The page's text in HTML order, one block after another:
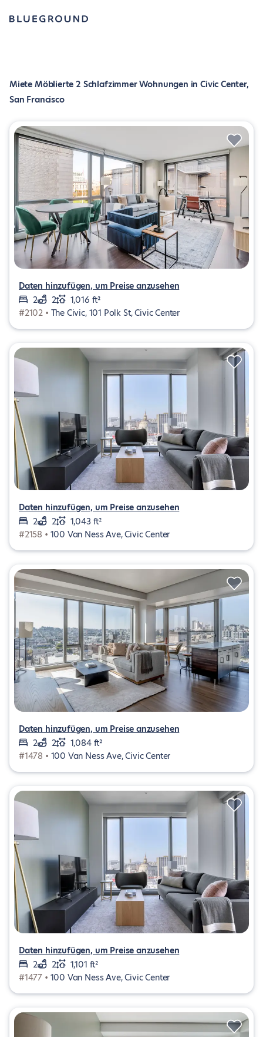
Miete Möblierte 2 Schlafzimmer Wohnungen in Civic Center,
San Francisco
Daten hinzufügen, um Preise anzusehen
2
2
1,016 ft²
#2102 • The Civic, 101 Polk St, Civic Center
Daten hinzufügen, um Preise anzusehen
2
2
1,043 ft²
#2158 • 100 Van Ness Ave, Civic Center
Daten hinzufügen, um Preise anzusehen
2
2
1,084 ft²
#1478 • 100 Van Ness Ave, Civic Center
Daten hinzufügen, um Preise anzusehen
2
2
1,101 ft²
#1477 • 100 Van Ness Ave, Civic Center